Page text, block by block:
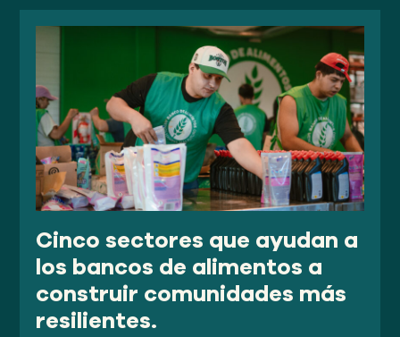
Cinco sectores que ayudan a
los bancos de alimentos a
construir comunidades más
resilientes.